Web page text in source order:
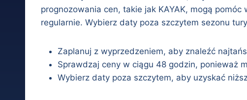
prognozowania cen, takie jak KAYAK, mogą
regularnie. Wybierz daty poza szczytem sezonu
Zaplanuj z wyprzedzeniem, aby znaleźć
Sprawdzaj ceny w ciągu 48 godzin, ponieważ
Wybierz daty poza szczytem, aby uzyskać